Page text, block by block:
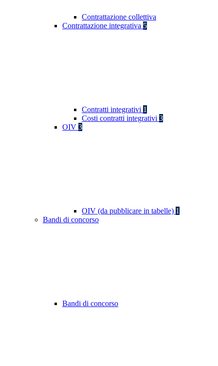
Contrattazione collettiva
Contrattazione integrativa 5
Contratti integrativi 1
Costi contratti integrativi 3
OIV 3
OIV (da pubblicare in tabelle) 1
Bandi di concorso
Bandi di concorso